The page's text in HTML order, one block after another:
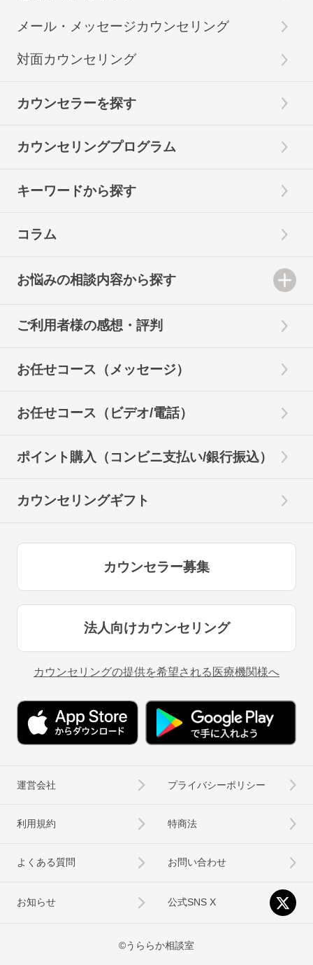
メール・メッセージカウンセリング
対面カウンセリング
カウンセラーを探す
カウンセリングプログラム
キーワードから探す
コラム
お悩みの相談内容から探す
ご利用者様の感想・評判
お任せコース（メッセージ）
お任せコース（ビデオ/電話）
ポイント購入（コンビニ支払い/銀行振込）
カウンセリングギフト
カウンセラー募集
法人向けカウンセリング
カウンセリングの提供を希望される医療機関様へ
運営会社 プライバシーポリシー
利用規約 特商法
よくある質問 お問い合わせ
お知らせ 公式SNS X
©うららか相談室